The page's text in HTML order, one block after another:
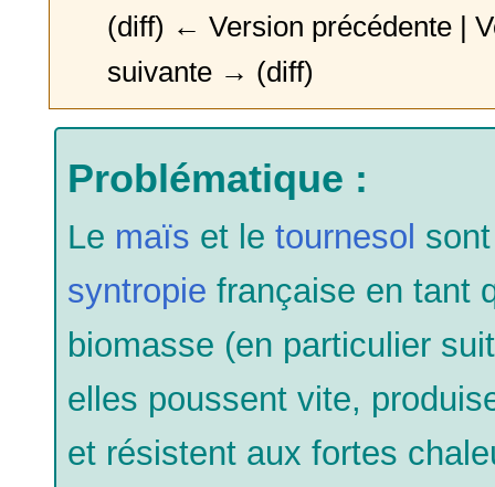
(diff) ← Version précédente |
suivante → (diff)
Problématique :
Le maïs et le tournesol
syntropie française en tant
biomasse (en particulier
elles poussent vite,
et résistent aux fortes